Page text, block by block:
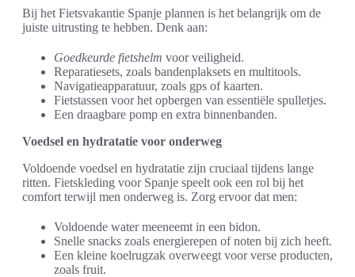
Bij het Fietsvakantie Spanje plannen is het belangrijk om de
juiste uitrusting te hebben. Denk aan:
Goedkeurde fietshelm voor veiligheid.
Reparatiesets, zoals bandenplaksets en multitools.
Navigatieapparatuur, zoals gps of kaarten.
Fietstassen voor het opbergen van essentiële spulletjes.
Een draagbare pomp en extra binnenbanden.
Voedsel en hydratatie voor onderweg
Voldoende voedsel en hydratatie zijn cruciaal tijdens lange
ritten. Fietskleding voor Spanje speelt ook een rol bij het
comfort terwijl men onderweg is. Zorg ervoor dat men:
Voldoende water meeneemt in een bidon.
Snelle snacks zoals energierepen of noten bij zich heeft.
Een kleine koelrugzak overweegt voor verse producten,
zoals fruit.